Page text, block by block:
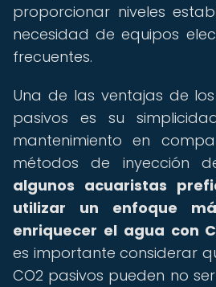
proporcionar niveles
necesidad de equipos
frecuentes.
Una de las ventajas de
pasivos es su
mantenimiento en
métodos de inyección
algunos acuaristas
utilizar un enfoque
enriquecer el agua con
es importante considerar
CO2 pasivos pueden no